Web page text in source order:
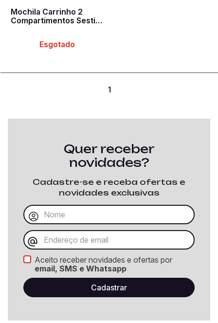
Mochila Carrinho 2
Compartimentos Sestini
Esgotado
1
Quer receber
novidades?
Cadastre-se e receba ofertas e
novidades exclusivas
Aceito receber novidades e ofertas por
email, SMS e Whatsapp